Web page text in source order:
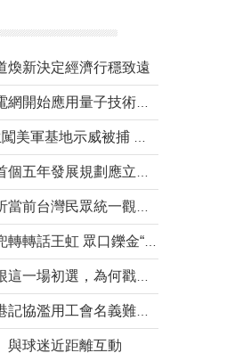
煥新決定經濟行穩致遠
球迷近距離互動